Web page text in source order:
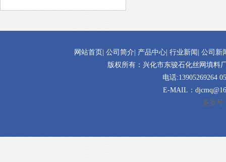
网站首页 公司简介 产品中心 行业新闻 公司新
版权所有：兴化市东骏石化丝网填料
电话:13905269264
E-MAIL：
备案号